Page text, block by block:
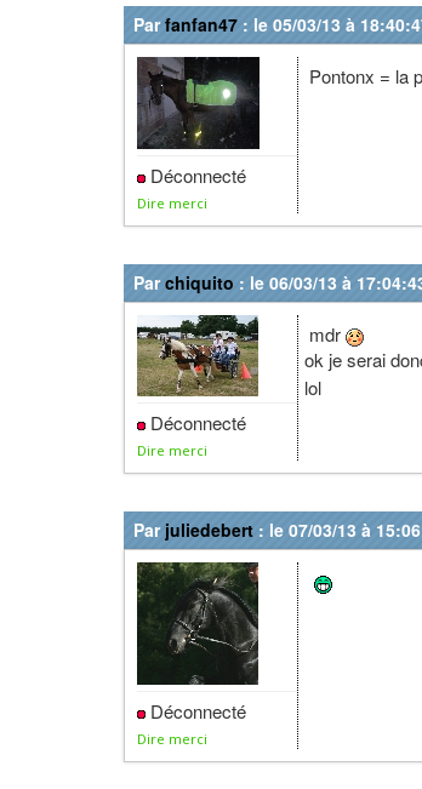
Parfanfan47 : le 05/03/13 à
Déconnecté
Dire merci
Pontonx = la
Parchiquito : le 06/03/13 à
Déconnecté
Dire merci
mdr
ok je serai
lol
Par juliedebert : le 07/03/13 à
Déconnecté
Dire merci